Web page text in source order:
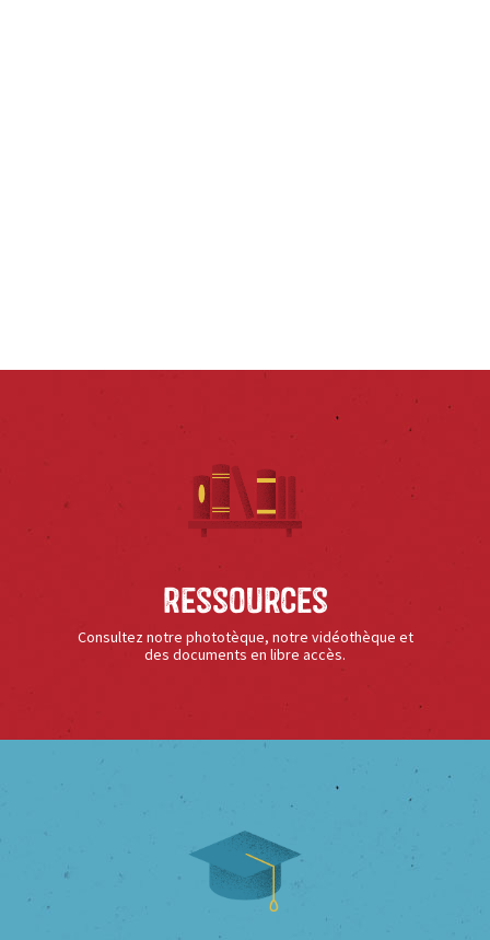
Ressources
Consultez notre phototèque, notre vidéothèque et
des documents en libre accès.